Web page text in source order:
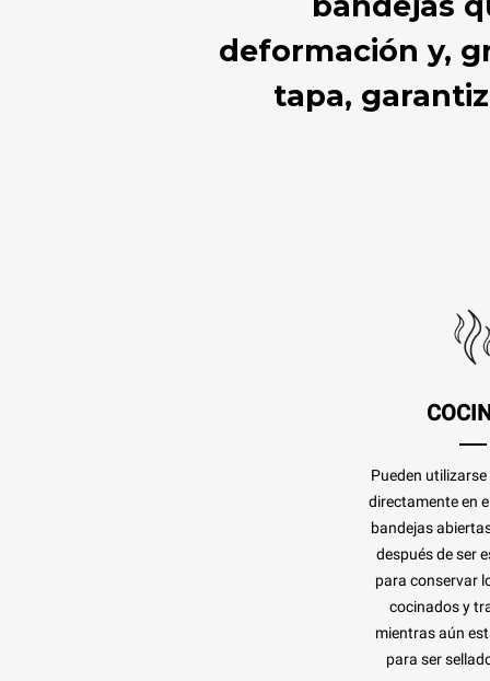
deformación y,
tapa,
Pueden
directamente en
bandejas
después de ser
para conservar
cocinados y
mientras aún
para ser